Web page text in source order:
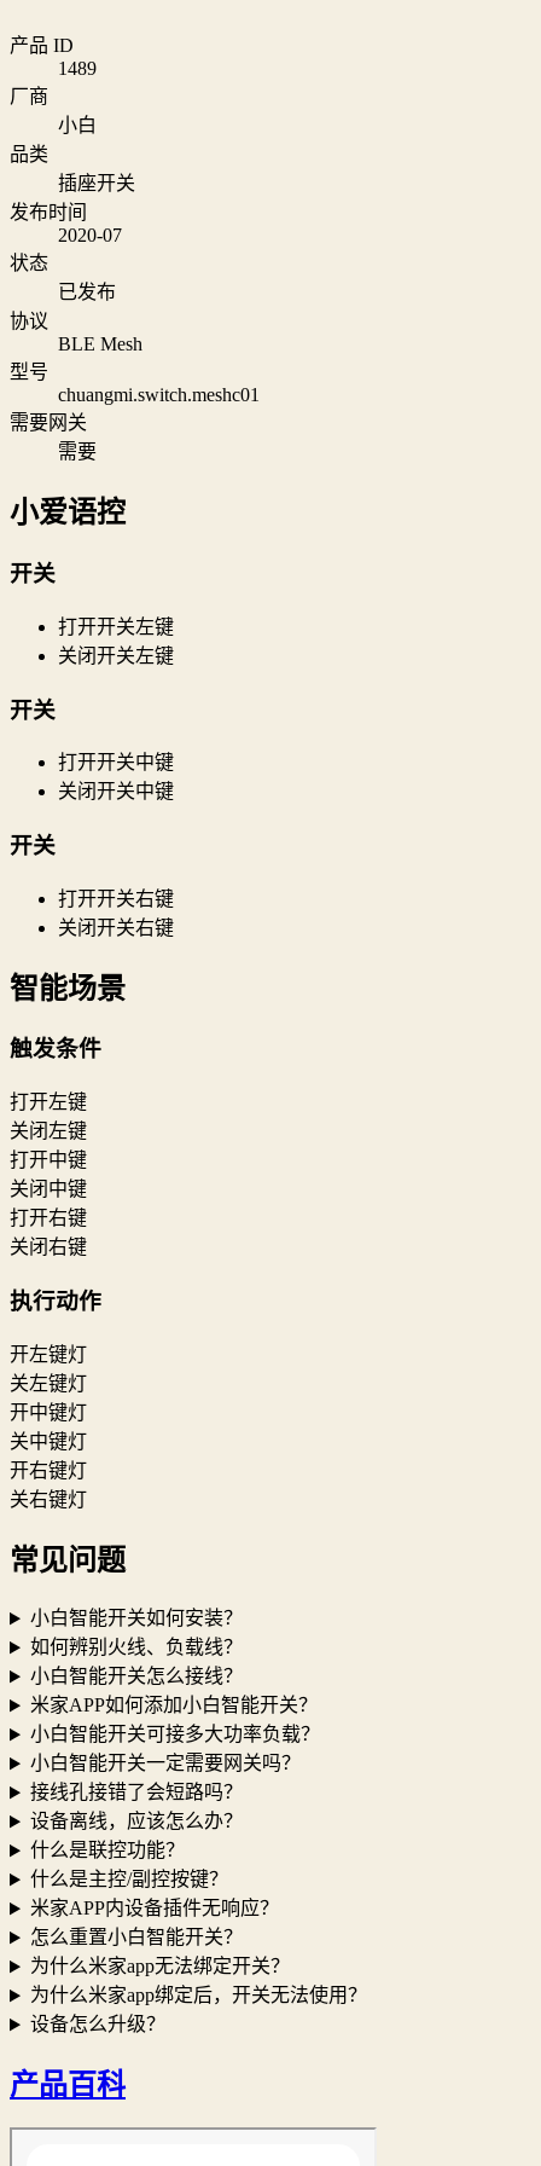
产品 ID
1489
厂商
小白
品类
插座开关
发布时间
2020-07
状态
已发布
协议
BLE Mesh
型号
chuangmi.switch.meshc01
需要网关
需要
小爱语控
开关
打开开关左键
关闭开关左键
开关
打开开关中键
关闭开关中键
开关
打开开关右键
关闭开关右键
智能场景
触发条件
打开左键
关闭左键
打开中键
关闭中键
打开右键
关闭右键
执行动作
开左键灯
关左键灯
开中键灯
关中键灯
开右键灯
关右键灯
常见问题
小白智能开关如何安装？
如何辨别火线、负载线？
小白智能开关怎么接线？
米家APP如何添加小白智能开关？
小白智能开关可接多大功率负载？
小白智能开关一定需要网关吗？
接线孔接错了会短路吗？
设备离线，应该怎么办？
什么是联控功能？
什么是主控/副控按键？
米家APP内设备插件无响应？
怎么重置小白智能开关？
为什么米家app无法绑定开关？
为什么米家app绑定后，开关无法使用？
设备怎么升级？
产品百科